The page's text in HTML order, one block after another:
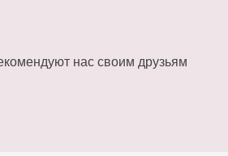
нас своим друзьям